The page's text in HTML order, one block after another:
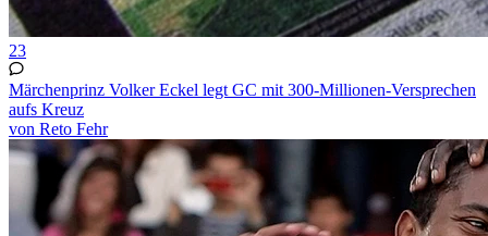
23
Märchenprinz Volker Eckel legt GC mit 300-Millionen-Versprechen
aufs Kreuz
von Reto Fehr